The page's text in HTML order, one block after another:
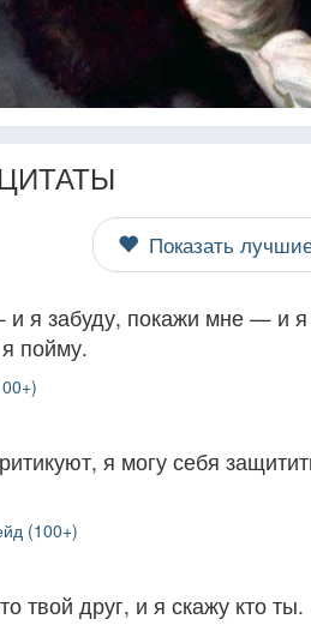
Показать
я забуду, покажи мне — и
пойму.
я могу себя
(100+)
твой друг, и я скажу кто ты.